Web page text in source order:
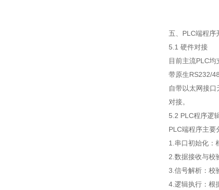
五、PLC端程序
5.1 硬件对接
目前主流PLC均
带原生RS232/
自带以太网接
对接。
5.2 PLC程序逻
PLC端程序主要
1.串口初始化：
2.数据接收与校
3.信号解析：校
4.逻辑执行：根